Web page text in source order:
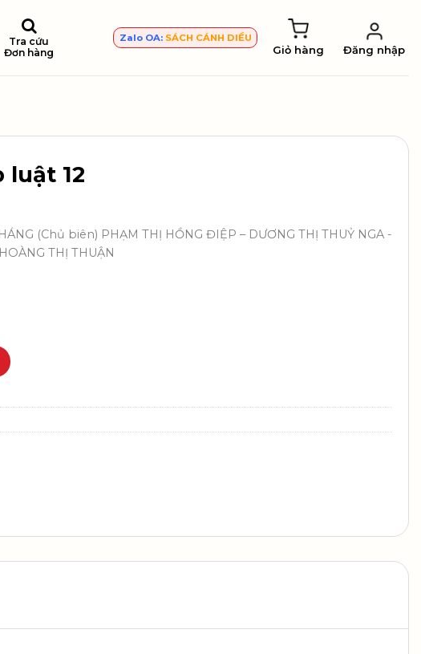
Tra cứu
Đơn hàng
Zalo OA: SÁCH CÁNH DIỀU
Giỏ hàng Đăng nhập
luật 12
(Chủ biên) PHẠM THỊ HỒNG ĐIỆP – DƯƠNG THỊ THUỶ NGA -
THỊ THUẬN